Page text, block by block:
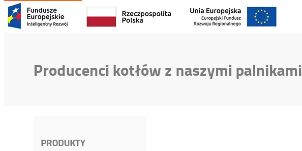
Producenci kotłów z naszymi palnikami
PRODUKTY